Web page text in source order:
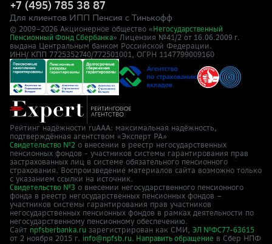
+7 (495) 785 38 87
Для клиентов ИПП Пенсия с Тинькофф
© 2009–2026 Акционерное общество « Негосударственный
Пенсионный Фонд Сбербанка» Лицензия №41/2 от 16.06.2009 г.
выдана Центральным банком Российской Федерации.
ИНН/ КПП 7725352740/772501001, ОГРН 1147799009160
Рейтинг надёжности ruAAA: максимальная надёжность,
подтверждённая агентством «Эксперт РА»
Свидетельство №2 о внесении в реестр негосударственных
пенсионных фондов - участников системы гарантирования прав
застрахованных лиц в системе обязательного пенсионного
страхования. Воспроизведение материалов сайта возможно только
с указанием ссылки на источник.
Свидетельство №3 о внесении негосударственного пенсионного
фонда в реестр негосударственных пенсионных фондов –
участников системы гарантирования прав участников
негосударственных пенсионных фондов в рамках деятельности по
негосударственному пенсионному обеспечению.
Сайт npfsberbanka.ru зарегистрирован как СМИ, ЭЛ №ФС77-63615
от 2 ноября 2015 г. info@npfsb.ru. Направить обращение в Cбер НПФ